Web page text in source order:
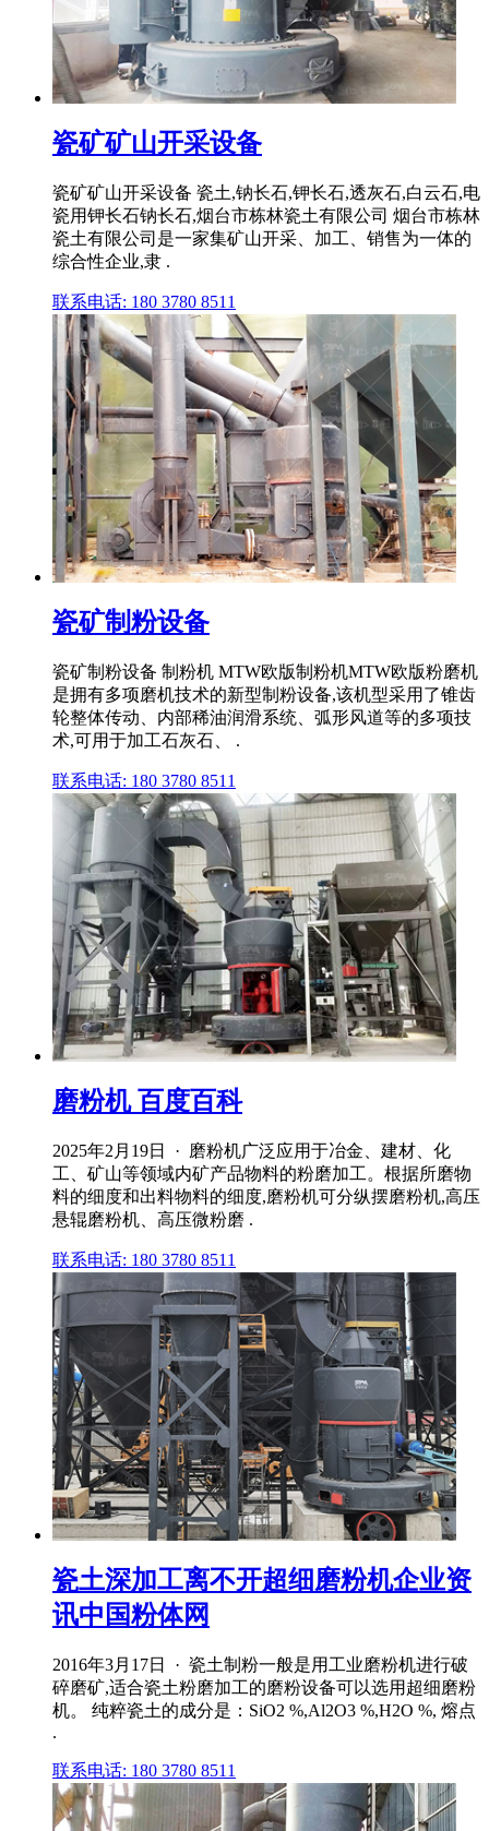
瓷矿矿山开采设备
瓷矿矿山开采设备 瓷土,钠长石,钾长石,透灰石,白云石,电
瓷用钾长石钠长石,烟台市栋林瓷土有限公司 烟台市栋林
瓷土有限公司是一家集矿山开采、加工、销售为一体的
综合性企业,隶 .
联系电话: 180 3780 8511
瓷矿制粉设备
瓷矿制粉设备 制粉机 MTW欧版制粉机MTW欧版粉磨机
是拥有多项磨机技术的新型制粉设备,该机型采用了锥齿
轮整体传动、内部稀油润滑系统、弧形风道等的多项技
术,可用于加工石灰石、 .
联系电话: 180 3780 8511
磨粉机 百度百科
2025年2月19日 · 磨粉机广泛应用于冶金、建材、化
工、矿山等领域内矿产品物料的粉磨加工。根据所磨物
料的细度和出料物料的细度,磨粉机可分纵摆磨粉机,高压
悬辊磨粉机、高压微粉磨 .
联系电话: 180 3780 8511
瓷土深加工离不开超细磨粉机企业资
讯中国粉体网
2016年3月17日 · 瓷土制粉一般是用工业磨粉机进行破
碎磨矿,适合瓷土粉磨加工的磨粉设备可以选用超细磨粉
机。 纯粹瓷土的成分是：SiO2 %,Al2O3 %,H2O %, 熔点
.
联系电话: 180 3780 8511